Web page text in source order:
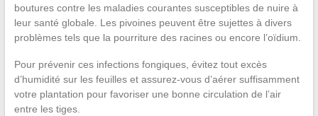
boutures contre les maladies courantes susceptibles de nuire à
leur santé globale. Les pivoines peuvent être sujettes à divers
problèmes tels que la pourriture des racines ou encore l’oïdium.
Pour prévenir ces infections fongiques, évitez tout excès
d’humidité sur les feuilles et assurez-vous d’aérer suffisamment
votre plantation pour favoriser une bonne circulation de l’air
entre les tiges.